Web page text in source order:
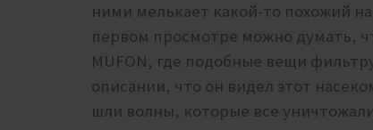
ними мелькает какой-то похожий
первом просмотре можно думать,
MUFON, где подобные вещи
описании, что он видел этот
шли волны, которые все